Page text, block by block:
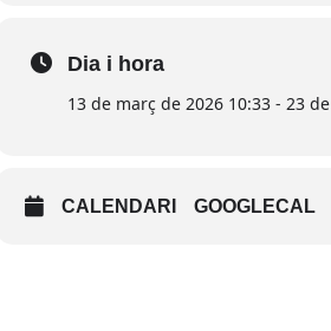
Dia i hora
13 de març de 2026 10:33 - 23
CALENDARI GOOGLECAL